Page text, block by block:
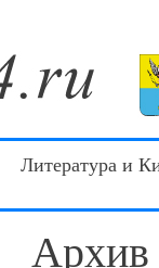
Литература и
Архив